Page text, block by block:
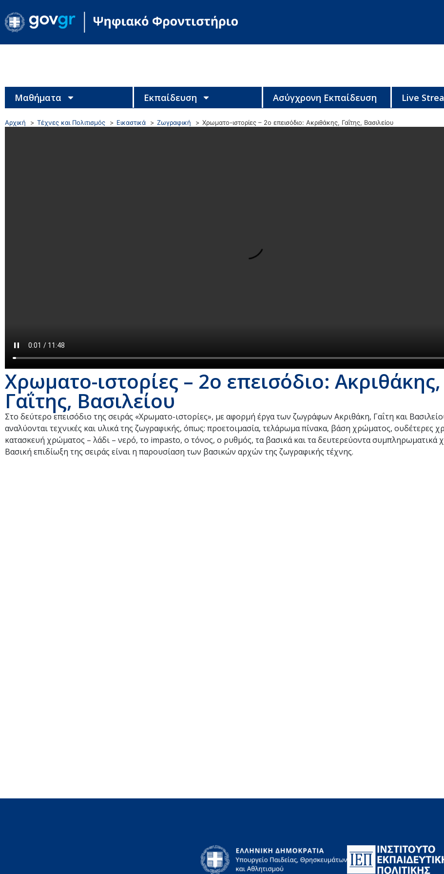
Μαθήματα Εκπαίδευση Ασύγχρονη Εκπαίδευση Live
Αρχική Τέχνες και Πολιτισμός Εικαστικά Ζωγραφική Χρωματο-ιστορίες – 2ο επεισόδιο: Ακριθάκης, Γαΐτης, Βασιλείου
Χρωματο-ιστορίες – 2ο επεισόδιο: Ακριθάκης,
Γαΐτης, Βασιλείου
Στο δεύτερο επεισόδιο της σειράς «Χρωματο-ιστορίες», με αφορμή έργα των ζωγράφων Ακριθάκη, Γαΐτη και
αναλύονται τεχνικές και υλικά της ζωγραφικής, όπως: προετοιμασία, τελάρωμα πίνακα, βάση χρώματος, ουδέτερες
κατασκευή χρώματος – λάδι – νερό, το impasto, ο τόνος, ο ρυθμός, τα βασικά και τα δευτερεύοντα συμπληρωματικά
Βασική επιδίωξη της σειράς είναι η παρουσίαση των βασικών αρχών της ζωγραφικής τέχνης.